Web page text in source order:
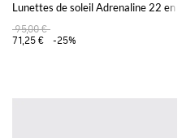
Lunettes de soleil Adrenaline 22 en
95,00 €
71,25 €
-25%